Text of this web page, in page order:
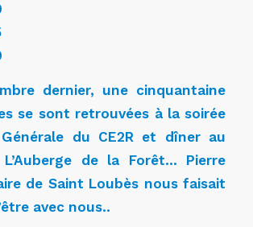
dernier, une cinquantaine
se sont retrouvées à la soirée
Générale du CE2R et dîner au
L’Auberge de la Forêt… Pierre
de Saint Loubès nous faisait
avec nous..